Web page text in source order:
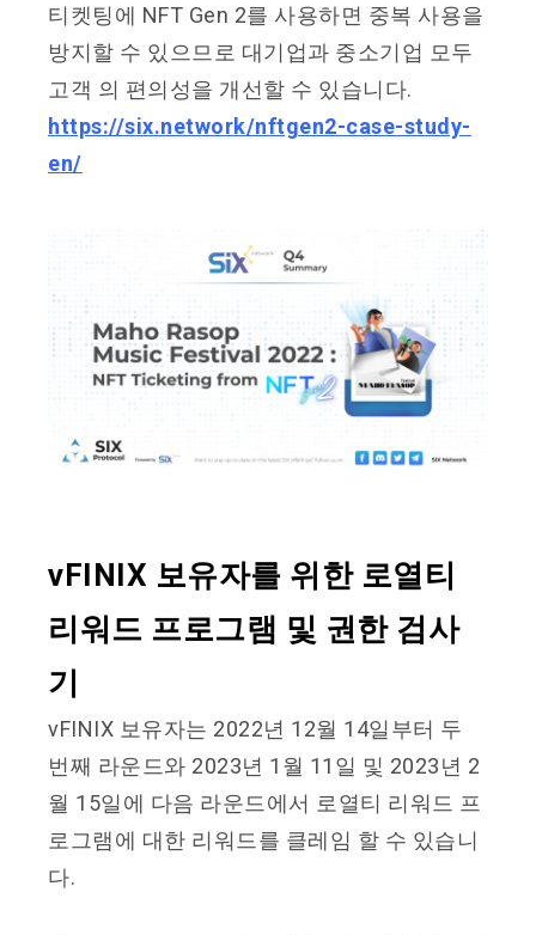
티켓팅에 NFT Gen 2를 사용하면 중복 사용을
방지할 수 있으므로 대기업과 중소기업 모두
고객 의 편의성을 개선할 수 있습니다.
https://six.network/nftgen2-case-study-
en/
vFINIX 보유자를 위한 로열티
리워드 프로그램 및 권한 검사
기
vFINIX 보유자는 2022년 12월 14일부터 두
번째 라운드와 2023년 1월 11일 및 2023년 2
월 15일에 다음 라운드에서 로열티 리워드 프
로그램에 대한 리워드를 클레임 할 수 있습니
다.